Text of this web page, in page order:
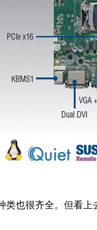
也很齐全。但看上